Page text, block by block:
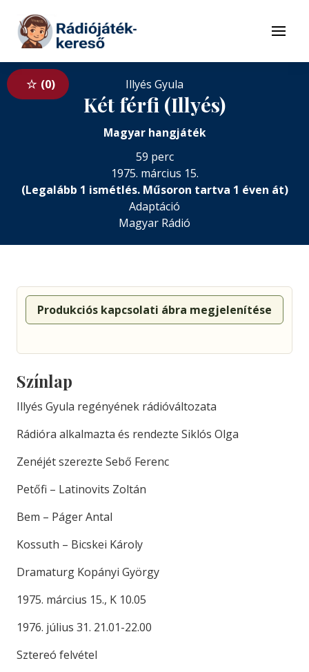
Tovább a tartalomhoz
Menü
0 Illyés Gyula
Két férfi (Illyés)
Magyar hangjáték
59 perc
1975. március 15.
(Legalább 1 ismétlés. Műsoron tartva 1 éven át)
Adaptáció
Magyar Rádió
Produkciós kapcsolati ábra megjelenítése
Színlap
Illyés Gyula regényének rádióváltozata
Rádióra alkalmazta és rendezte Siklós Olga
Zenéjét szerezte Sebő Ferenc
Petőfi – Latinovits Zoltán
Bem – Páger Antal
Kossuth – Bicskei Károly
Dramaturg Kopányi György
1975. március 15., K 10.05
1976. július 31. 21.01-22.00
Sztereó felvétel